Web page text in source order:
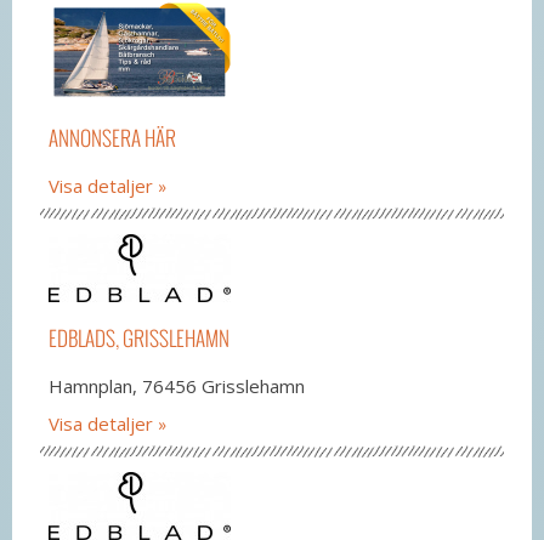
ANNONSERA HÄR
Visa detaljer
EDBLADS, GRISSLEHAMN
Hamnplan, 76456 Grisslehamn
Visa detaljer